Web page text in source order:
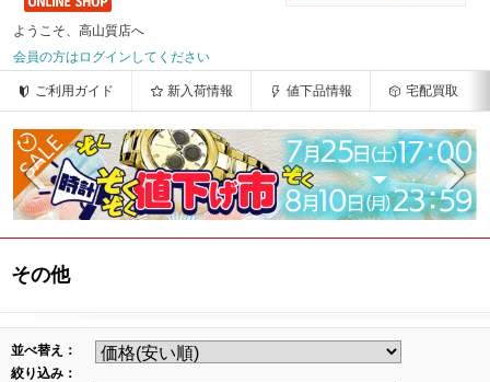
ようこそ、高山質店へ
会員の方はログインしてください
ご利用ガイド 新入荷情報 値下品情報 宅配買取
その他
並べ替え：
絞り込み：